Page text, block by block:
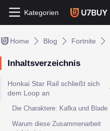
Kategorien
Home Blog Fortnite
Inhaltsverzeichnis
Honkai Star Rail schließt sich
dem Loop an
Die Charaktere: Kafka und Blade
Warum diese Zusammenarbeit